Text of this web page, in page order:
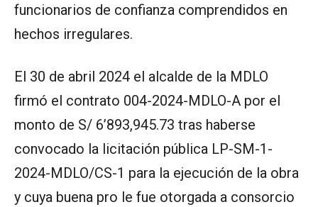
funcionarios de confianza comprendidos en
hechos irregulares.
El 30 de abril 2024 el alcalde de la MDLO
firmó el contrato 004-2024-MDLO-A por el
monto de S/ 6’893,945.73 tras haberse
convocado la licitación pública LP-SM-1-
2024-MDLO/CS-1 para la ejecución de la obra
y cuya buena pro le fue otorgada a consorcio